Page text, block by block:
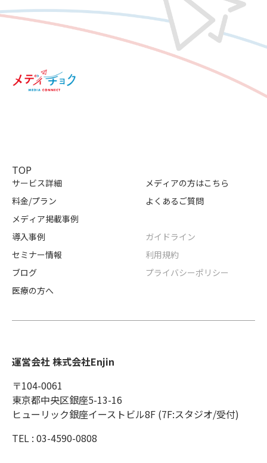
TOP
サービス詳細
料金/プラン
メディア掲載事例
導入事例
セミナー情報
ブログ
医療の方へ
メディアの方はこちら
よくあるご質問
ガイドライン
利用規約
プライバシーポリシー
運営会社 株式会社Enjin
〒104-0061
東京都中央区銀座5-13-16
ヒューリック銀座イーストビル8F (7F:スタジオ/受付)
TEL : 03-4590-0808